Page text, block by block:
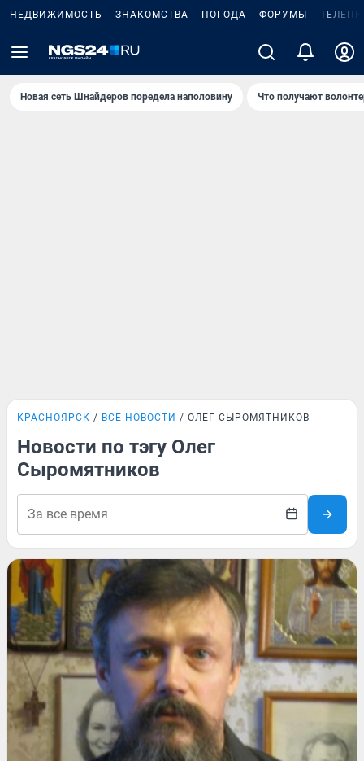
НЕДВИЖИМОСТЬ ЗНАКОМСТВА ПОГОДА ФОРУМЫ
Новая сеть Шнайдеров поредела наполовину Что получают
КРАСНОЯРСК ВСЕ НОВОСТИ ОЛЕГ СЫРОМЯТНИКОВ
Новости по тэгу Олег
Сыромятников